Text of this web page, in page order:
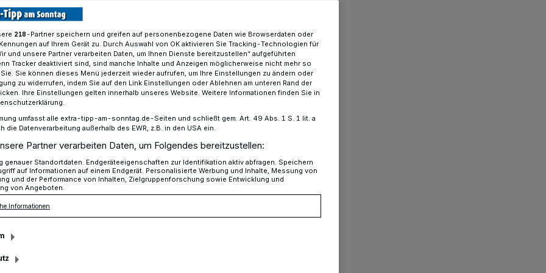
mit Ulrike Michels
Depression
lädt am Donnerstag, 16. Juli, 18 Uhr,
mit Ulrike Michels ein.
218-Partner speichern und greifen auf personenbezogene Daten wie Browserdaten oder
auf Ihrem Gerät zu. Durch Auswahl von OK aktivieren Sie Tracking-Technologien für
und unsere Partner verarbeiten Daten, um Ihnen Dienste bereitzustellen“ aufgeführten
Tracker deaktiviert sind, sind manche Inhalte und Anzeigen möglicherweise nicht mehr so
Sie können dieses Menü jederzeit wieder aufrufen, um Ihre Einstellungen zu ändern oder
zu widerrufen, indem Sie auf den Link Einstellungen oder Ablehnen am unteren Rand der
Ihre Einstellungen gelten innerhalb unseres Website. Weitere Informationen finden Sie in
umfasst alle extra-tipp-am-sonntag.de-Seiten und schließt gem. Art. 49 Abs. 1 S. 1 lit. a
die Datenverarbeitung außerhalb des EWR, z.B. in den USA ein.
Partner verarbeiten Daten, um Folgendes bereitzustellen:
genauer Standortdaten. Endgeräteeigenschaften zur Identifikation aktiv abfragen. Speichern
auf Informationen auf einem Endgerät. Personalisierte Werbung und Inhalte, Messung von
und der Performance von Inhalten, Zielgruppenforschung sowie Entwicklung und
von Angeboten.
Informationen